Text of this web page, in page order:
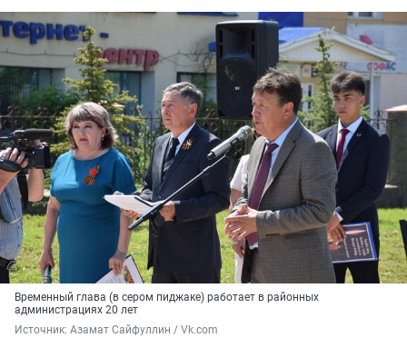
Временный глава (в сером пиджаке) работает в районных
администрациях 20 лет
Источник: Азамат Сайфуллин / Vk.com